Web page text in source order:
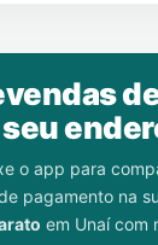
o app para
pagamento na
em Unaícom